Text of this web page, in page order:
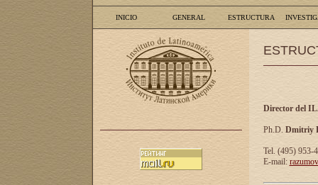
INICIO GENERAL ESTRUCTURA
Director del
Ph.D. Dmitriy
Tel. (495) 953-
E-mail: